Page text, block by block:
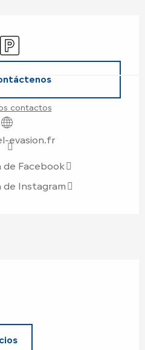
Aparcamiento
contactos
evasion.fr
de Facebook
de Instagram